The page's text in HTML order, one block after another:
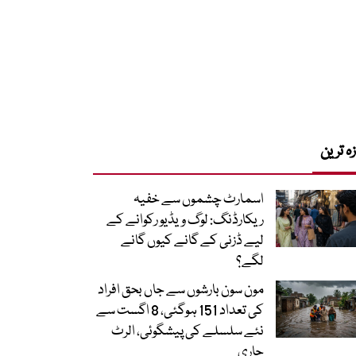
ترین
اسمارٹ چشموں سے خفیہ
ریکارڈنگ: لوگ ویڈیو رکوانے کے
لیے ڈزنی کے گانے کیوں گانے
لگے؟
مون سون بارشوں سے جاں بحق افراد
کی تعداد 151 ہوگئی، 8 اگست سے
نئے سلسلے کی پیشگوئی، الرٹ